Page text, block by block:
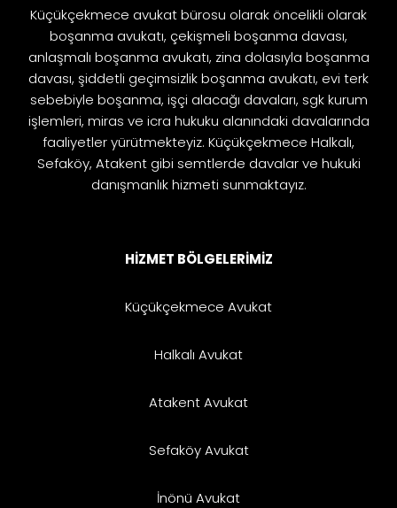
Küçükçekmece avukat bürosu olarak öncelikli olarak
boşanma avukatı, çekişmeli boşanma davası,
anlaşmalı boşanma avukatı, zina dolasıyla boşanma
davası, şiddetli geçimsizlik boşanma avukatı, evi terk
sebebiyle boşanma, işçi alacağı davaları, sgk kurum
işlemleri, miras ve icra hukuku alanındaki davalarında
faaliyetler yürütmekteyiz. Küçükçekmece Halkalı,
Sefaköy, Atakent gibi semtlerde davalar ve hukuki
danışmanlık hizmeti sunmaktayız.
HİZMET BÖLGELERİMİZ
Küçükçekmece Avukat
Halkalı Avukat
Atakent Avukat
Sefaköy Avukat
İnönü Avukat